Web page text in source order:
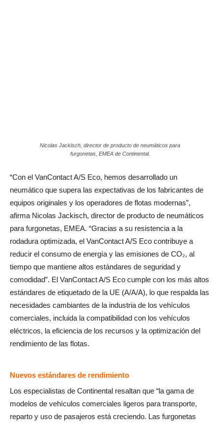
Nicolas Jackisch, director de producto de neumáticos para
furgonetas, EMEA de Continental.
“Con el VanContact A/S Eco, hemos desarrollado un
neumático que supera las expectativas de los fabricantes de
equipos originales y los operadores de flotas modernas”,
afirma Nicolas Jackisch, director de producto de neumáticos
para furgonetas, EMEA. “Gracias a su resistencia a la
rodadura optimizada, el VanContact A/S Eco contribuye a
reducir el consumo de energía y las emisiones de CO₂, al
tiempo que mantiene altos estándares de seguridad y
comodidad”. El VanContact A/S Eco cumple con los más altos
estándares de etiquetado de la UE (A/A/A), lo que respalda las
necesidades cambiantes de la industria de los vehículos
comerciales, incluida la compatibilidad con los vehículos
eléctricos, la eficiencia de los recursos y la optimización del
rendimiento de las flotas.
Nuevos estándares de rendimiento
Los especialistas de Continental resaltan que “la gama de
modelos de vehículos comerciales ligeros para transporte,
reparto y uso de pasajeros está creciendo. Las furgonetas